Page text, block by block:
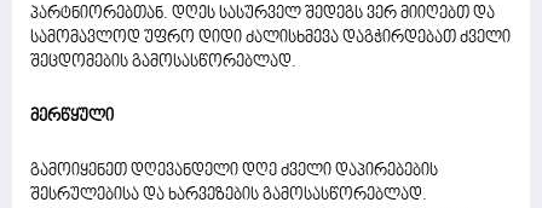
პარტნიორებთან. დღეს სასურველ შედეგს ვერ მიიღებთ და
სამომავლოდ უფრო დიდი ძალისხმევა დაგჭირდებათ ძველი
შეცდომების გამოსასწორებლად.
მერწყული
გამოიყენეთ დღევანდელი დღე ძველი დაპირებების
შესრულებისა და ხარვეზების გამოსასწორებლად.